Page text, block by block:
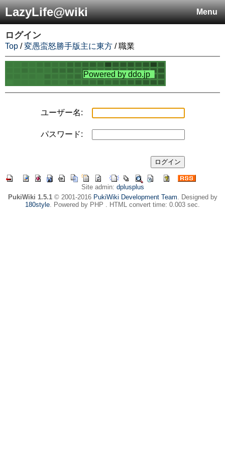
Menu
LazyLife@wiki
ログイン
Top /変愚蛮怒勝手版主に東方 / 職業
ユーザー名:
パスワード:
Site admin: dplusplus
PukiWiki 1.5.1© 2001-2016 PukiWiki Development Team. Designed by
180style. Powered by PHP . HTML convert time: 0.003 sec.